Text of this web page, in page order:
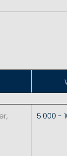
5.000 -